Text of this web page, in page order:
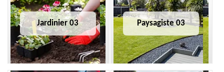
Jardinier 03 Paysagiste 03